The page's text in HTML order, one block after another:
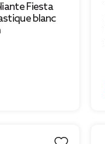
Fiesta
blanc